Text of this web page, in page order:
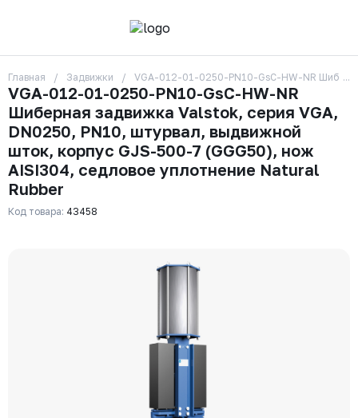
О компании
Контакты
Бренды
Отзывы
Сотрудники
Вакансии
Доставка
Оплата
Вопрос-ответ
Одинцово, Внуковская 9, пав. 31
Главная Задвижки VGA-012-01-0250-PN10-GsC-HW-NR
VGA-012-01-0250-PN10-GsC-HW-NR
Шиберная задвижка Valstok, серия VGA,
DN0250, PN10, штурвал, выдвижной
шток, корпус GJS-500-7 (GGG50), нож
AISI304, седловое уплотнение Natural
Rubber
Код товара: 43458